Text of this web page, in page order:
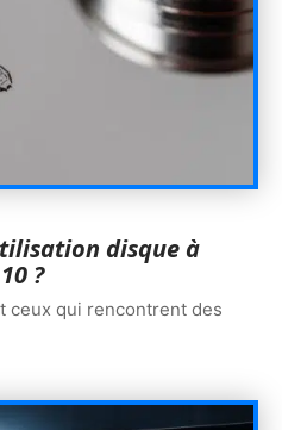
disque à
?
ceux qui rencontrent des